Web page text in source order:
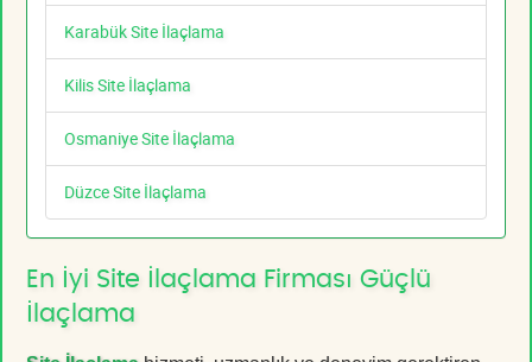
Karabük Site İlaçlama
Kilis Site İlaçlama
Osmaniye Site İlaçlama
Düzce Site İlaçlama
En İyi Site İlaçlama Firması Güçlü
İlaçlama